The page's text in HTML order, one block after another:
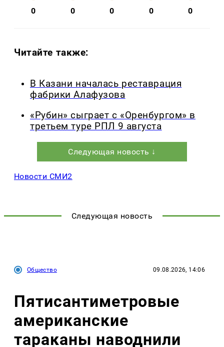
0 0 0 0 0
Читайте также:
В Казани началась реставрация
фабрики Алафузова
«Рубин» сыграет с «Оренбургом» в
третьем туре РПЛ 9 августа
Следующая новость ↓
Новости СМИ2
Следующая новость
Общество 09.08.2026, 14:06
Пятисантиметровые
американские
тараканы наводнили